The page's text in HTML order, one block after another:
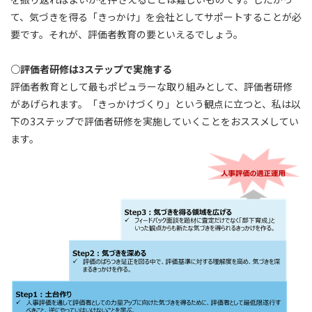
て、気づきを得る「きっかけ」を会社としてサポートすることが必
要です。それが、評価者教育の要といえるでしょう。
○評価者研修は3ステップで実施する
評価者教育として最もポピュラーな取り組みとして、評価者研修
があげられます。「きっかけづくり」という観点に立つと、私は以
下の3ステップで評価者研修を実施していくことをおススメしてい
ます。